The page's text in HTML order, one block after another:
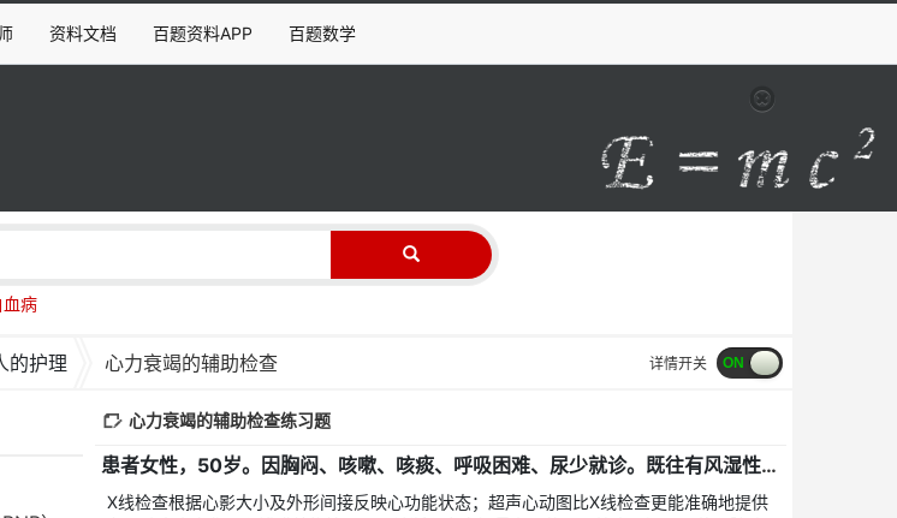
资料文档 百题资料APP 百题数学
血病
的护理 心力衰竭的辅助检查 详情开关
心力衰竭的辅助检查练习题
患者女性，50岁。因胸闷、咳嗽、咳痰、呼吸困难、尿少就诊。既往有风湿性心脏病二尖瓣狭窄。考虑患者出现了心力衰竭，下列检查不能反映心功能状态的是
X线检查根据心影大小及外形间接反映心功能状态；超声心动图比X线检查更能准确地提供